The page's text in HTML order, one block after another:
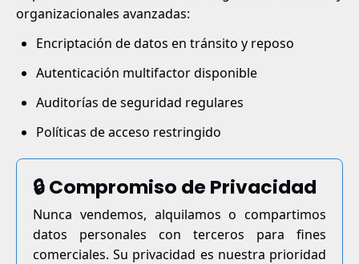
organizacionales avanzadas:
Encriptación de datos en tránsito y reposo
Autenticación multifactor disponible
Auditorías de seguridad regulares
Políticas de acceso restringido
🔒 Compromiso de Privacidad
Nunca vendemos, alquilamos o compartimos
datos personales con terceros para fines
comerciales. Su privacidad es nuestra prioridad